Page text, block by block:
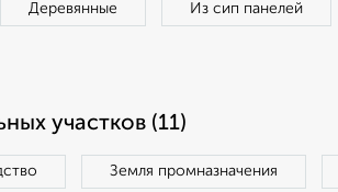
Деревянные Из сип панелей
участков (11)
Земля промназначения